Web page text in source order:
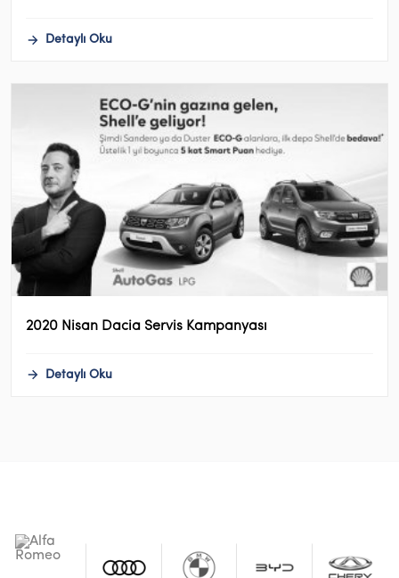
Detaylı Oku
2020 Nisan Dacia Servis Kampanyası
Detaylı Oku